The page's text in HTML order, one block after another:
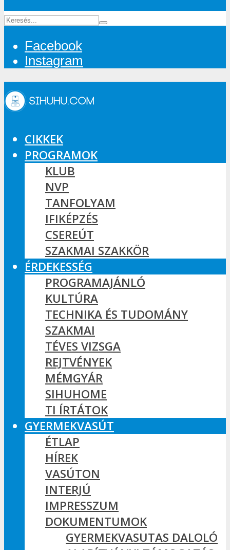
Facebook
Instagram
CIKKEK
PROGRAMOK
KLUB
NVP
TANFOLYAM
IFIKÉPZÉS
CSEREÚT
SZAKMAI SZAKKÖR
ÉRDEKESSÉG
PROGRAMAJÁNLÓ
KULTÚRA
TECHNIKA ÉS TUDOMÁNY
SZAKMAI
TÉVES VIZSGA
REJTVÉNYEK
MÉMGYÁR
SIHUHOME
TI ÍRTÁTOK
GYERMEKVASÚT
ÉTLAP
HÍREK
VASÚTON
INTERJÚ
IMPRESSZUM
DOKUMENTUMOK
GYERMEKVASUTAS DALOLÓ